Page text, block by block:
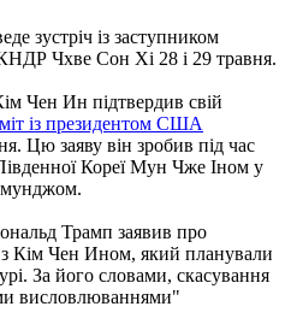
зустріч із заступником
Чхве Сон Хі 28 і 29 травня.
Чен Ин підтвердив свій
із президентом США
Цю заяву він зробив під час
Кореї Мун Чже Іном у
Трамп заявив про
з Кім Чен Ином, який планували
За його словами, скасування
висловлюваннями"